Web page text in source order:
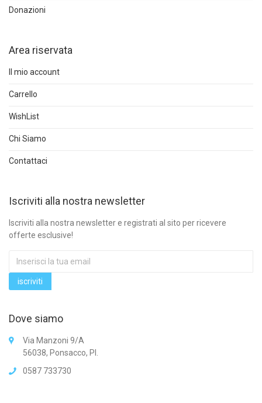
Donazioni
Area riservata
Il mio account
Carrello
WishList
Chi Siamo
Contattaci
Iscriviti alla nostra newsletter
Iscriviti alla nostra newsletter e registrati al sito per ricevere
offerte esclusive!
Dove siamo
Via Manzoni 9/A
56038, Ponsacco, PI.
0587 733730